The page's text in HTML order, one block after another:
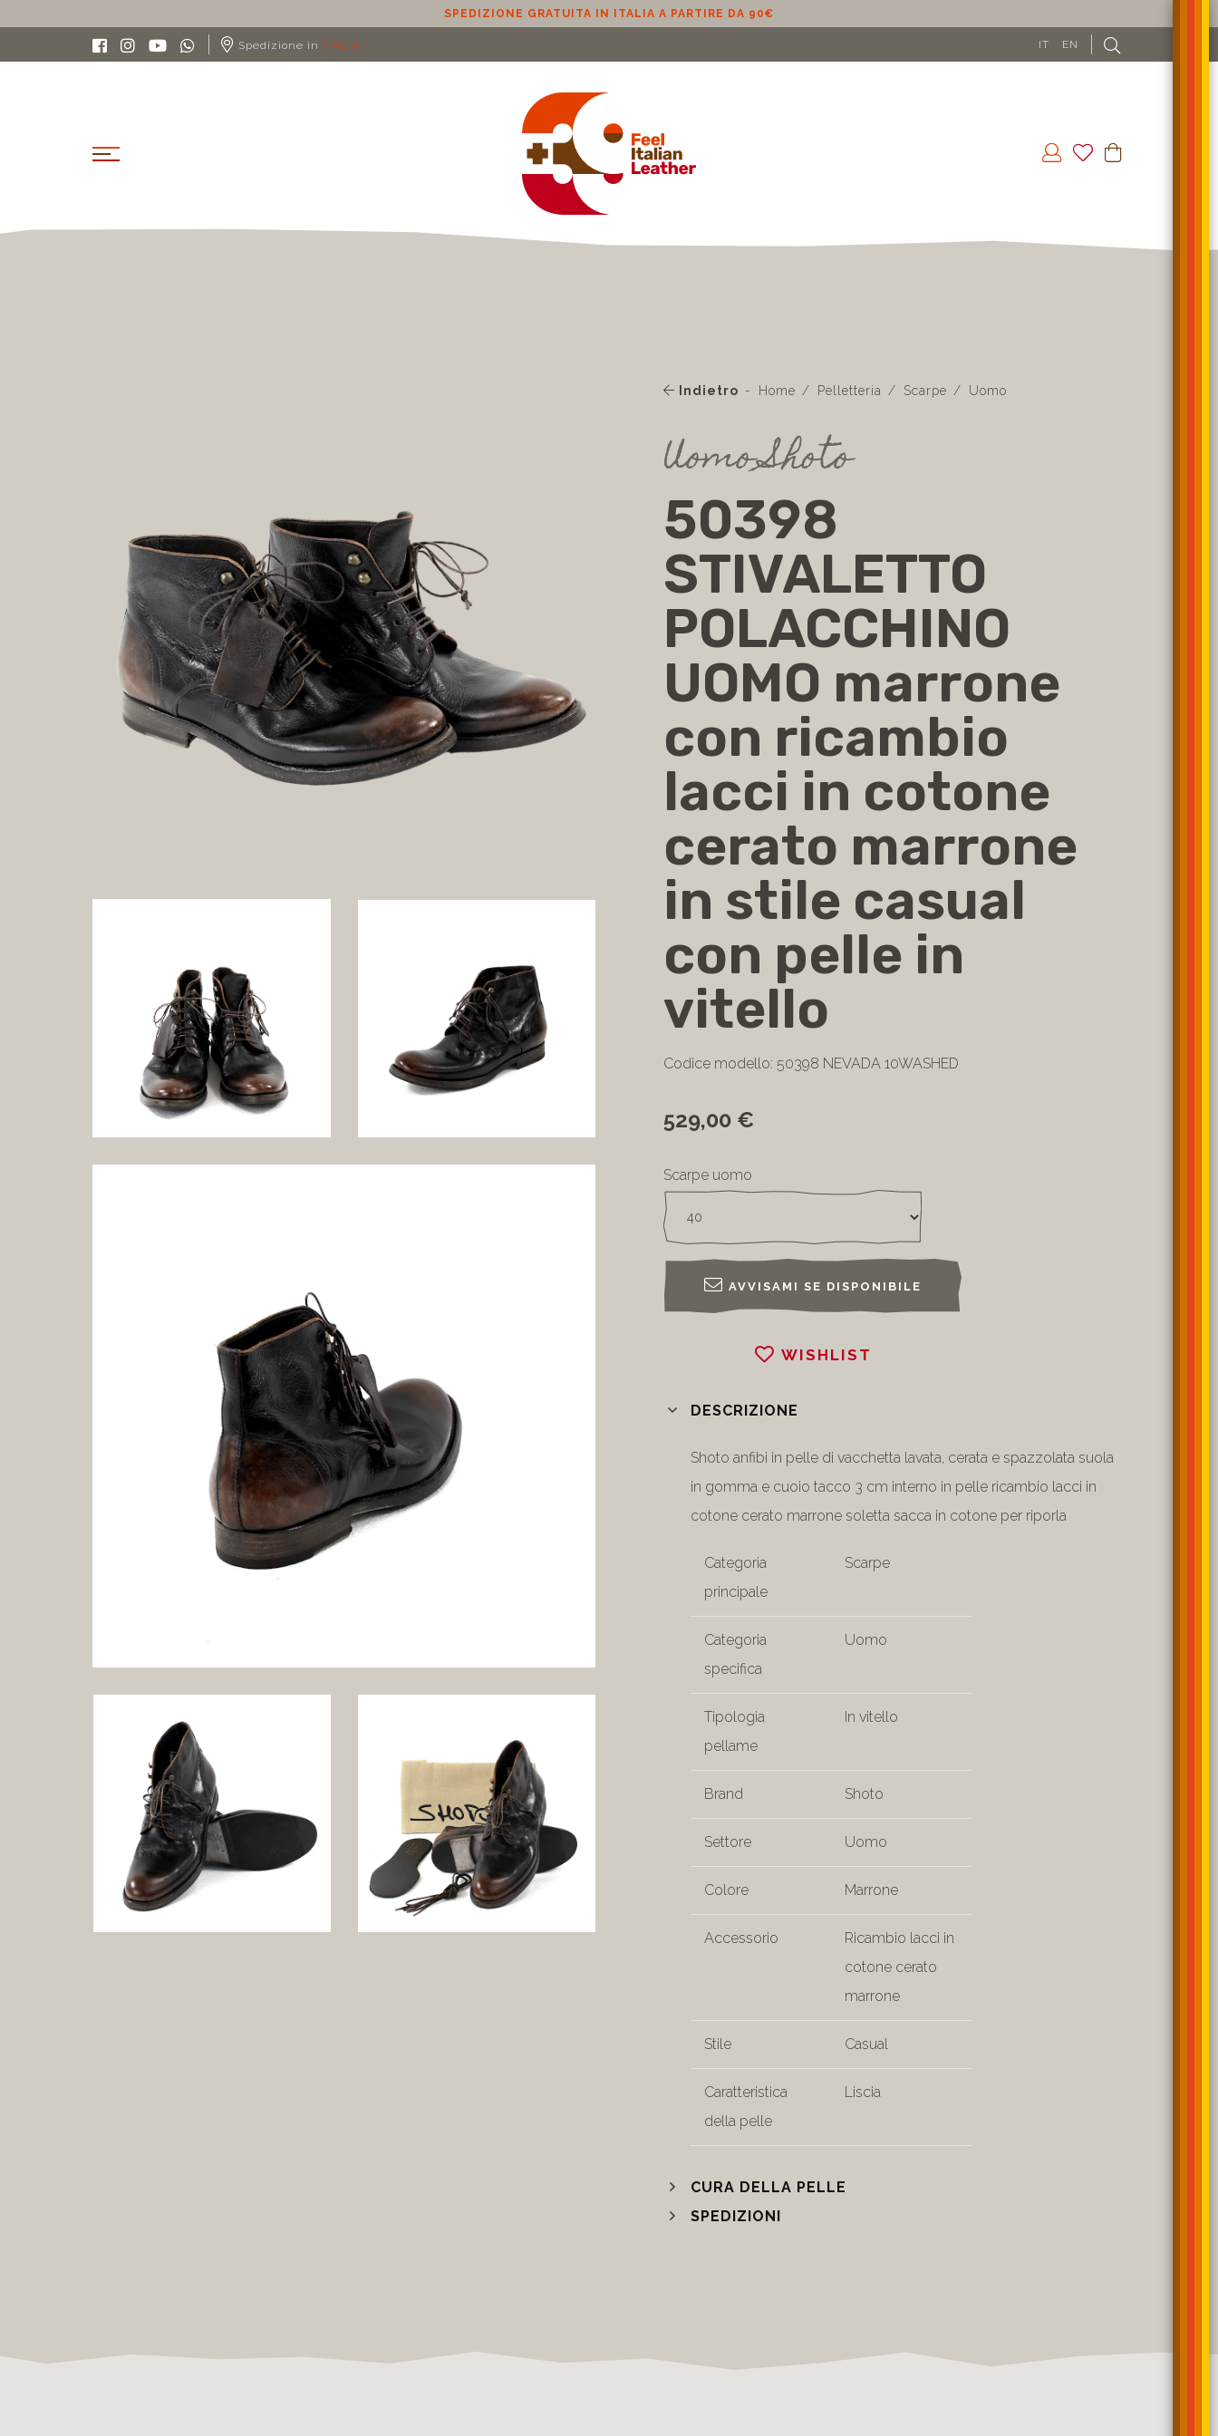
SPEDIZIONE GRATUITA IN ITALIA A PARTIRE DA 90€
Spedizione in ITALIA IT EN
Indietro Home Pelletteria Scarpe Uomo
Uomo Shoto
50398
STIVALETTO
POLACCHINO
UOMO marrone
con ricambio
lacci in cotone
cerato marrone
in stile casual
con pelle in
vitello
Codice modello: 50398 NEVADA 10WASHED
529,00 €
Scarpe uomo
AVVISAMI SE DISPONIBILE
WISHLIST
DESCRIZIONE
Shoto anfibi in pelle di vacchetta lavata, cerata e spazzolata suola
in gomma e cuoio tacco 3 cm interno in pelle ricambio lacci in
cotone cerato marrone soletta sacca in cotone per riporla
Categoria
principale
Scarpe
Categoria
specifica
Uomo
Tipologia
pellame
In vitello
Brand Shoto
Settore Uomo
Colore Marrone
Accessorio
Ricambio lacci in
cotone cerato
marrone
Stile Casual
Caratteristica
della pelle
Liscia
CURA DELLA PELLE
SPEDIZIONI